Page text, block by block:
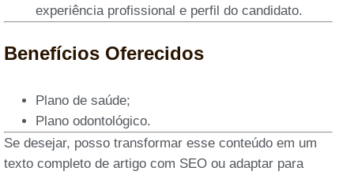
experiência profissional e perfil do candidato.
Benefícios Oferecidos
Plano de saúde;
Plano odontológico.
Se desejar, posso transformar esse conteúdo em um
texto completo de artigo com SEO ou adaptar para